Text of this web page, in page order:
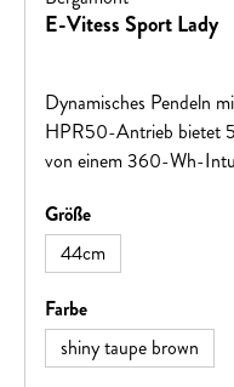
E-Vitess Sport Lady
Dynamisches Pendeln
HPR50-Antrieb bietet
von einem 360-Wh-
mit Tagfahrlicht und
Größeauswählen
44cm
Farbeauswählen
shiny taupe brown